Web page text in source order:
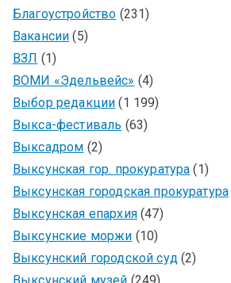
Благоустройство (231)
Вакансии (5)
ВЗЛ (1)
ВОМИ «Эдельвейс» (4)
Выбор редакции (1 199)
Выкса-фестиваль (63)
Выксадром (2)
Выксунская гор. прокуратура (1)
Выксунская городская прокуратура
Выксунская епархия(47)
Выксунские моржи (10)
Выксунский городской суд (2)